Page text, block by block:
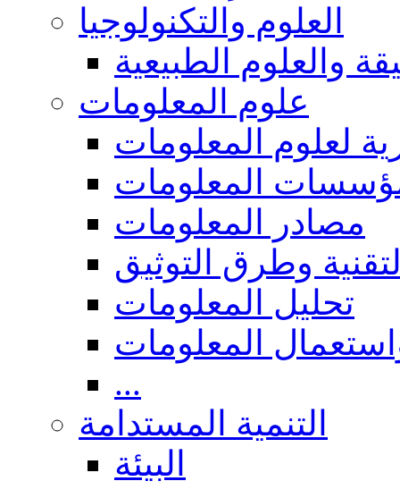
العلوم والتكنولوجيا
والعلوم الطبيعية
علوم المعلومات
لعلوم المعلومات
المعلومات
مصادر المعلومات
وطرق التوثيق
تحليل المعلومات
المعلومات
...
التنمية المستدامة
البيئة